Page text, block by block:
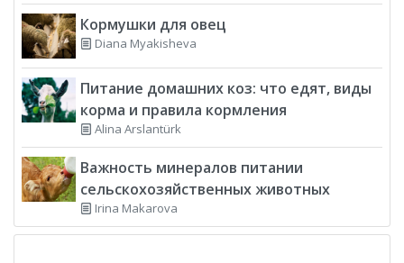
Кормушки для овец
Diana Myakisheva
Питание домашних коз: что едят, виды
корма и правила кормления
Alina Arslantürk
Важность минералов питании
сельскохозяйственных животных
Irina Makarova